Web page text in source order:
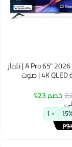
شاومي تلفاز A Pro 65" 2026 | تلفاز
جوجل | شاشة 4K QLED | صوت
| جهاز تحكمخصم 23%
+ 1